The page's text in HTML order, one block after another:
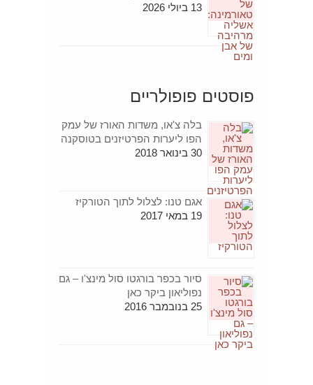
13 ביולי 2026
פוסטים פופולריים
בלה צ'או, משדות האורז של עמק
הפו ליערות הפרטיזנים בטוסקנה
30 בינואר 2018
אגם טנו: לצלול לתוך הטורקיז
19 במאי 2017
סיור בכפר בורגטו סול מינצ'ו – גם
נפוליאון ביקר כאן
25 בנובמבר 2016